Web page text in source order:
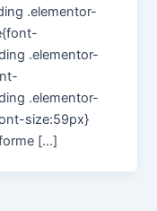
.elementor-
.elementor-
.elementor-
size:59px}
[…]